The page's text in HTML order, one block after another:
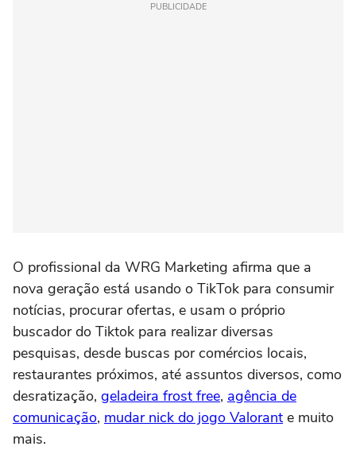
PUBLICIDADE
O profissional da WRG Marketing afirma que a
nova geração está usando o TikTok para consumir
notícias, procurar ofertas, e usam o próprio
buscador do Tiktok para realizar diversas
pesquisas, desde buscas por comércios locais,
restaurantes próximos, até assuntos diversos, como
desratização, geladeira frost free, agência de
comunicação, mudar nick do jogo Valorant e muito
mais.